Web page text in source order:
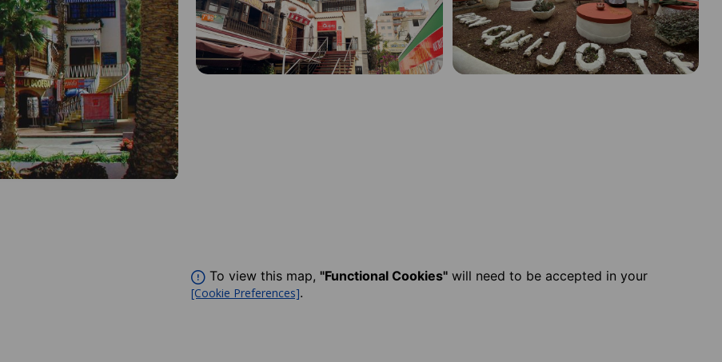
To view this map, "Functional Cookies" will need to be accepted in your
[Cookie Preferences].